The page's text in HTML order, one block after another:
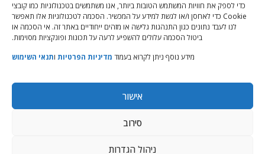
כדי לספק את חוויות המשתמש הטובות ביותר, אנו משתמשים בטכנולוגיות כמו קובצי
Cookie כדי לאחסן ו/או לגשת למידע על המכשיר. הסכמה לטכנולוגיות אלו תאפשר
לנו לעבד נתונים כגון התנהגות גלישה או מזהים ייחודיים באתר זה. אי הסכמה או
ביטול הסכמה עלולים להשפיע לרעה על תכונות ופונקציות מסוימות.
מידע נוסף ניתן לקרוא בעמוד מדיניות הפרטיות ותנאי השימוש
אישור
סירוב
ניהול הגדרות
Tali Shenfeld:052.620.2446
tali@TRstudio.co.il
rakefet@TRstudio.co.il